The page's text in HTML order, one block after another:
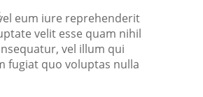
eum iure reprehenderit
velit esse quam nihil
vel illum qui
fugiat quo voluptas nulla